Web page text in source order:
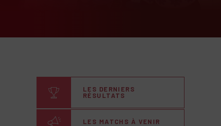
LES DERNIERS
RÉSULTATS
LES MATCHS À VENIR